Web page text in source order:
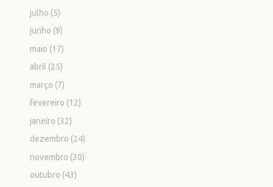
julho (5)
junho (9)
maio (17)
abril (25)
março (7)
fevereiro (12)
janeiro (32)
dezembro (24)
novembro (30)
outubro (43)